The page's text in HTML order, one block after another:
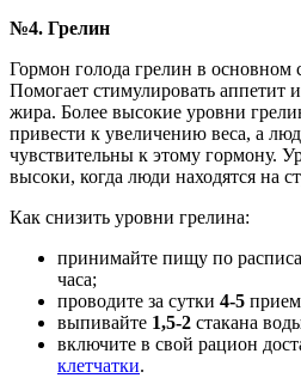
№4. Грелин
Гормон голода грелин в основном
Помогает стимулировать аппетит
жира. Более высокие уровни
привести к увеличению веса, а
чувствительны к этому гормону.
высоки, когда люди находятся на
Как снизить уровни грелина:
принимайте пищу по
часа;
проводите за сутки 4-5
выпивайте 1,5-2 стакана
включите в свой рацион
клетчатки.